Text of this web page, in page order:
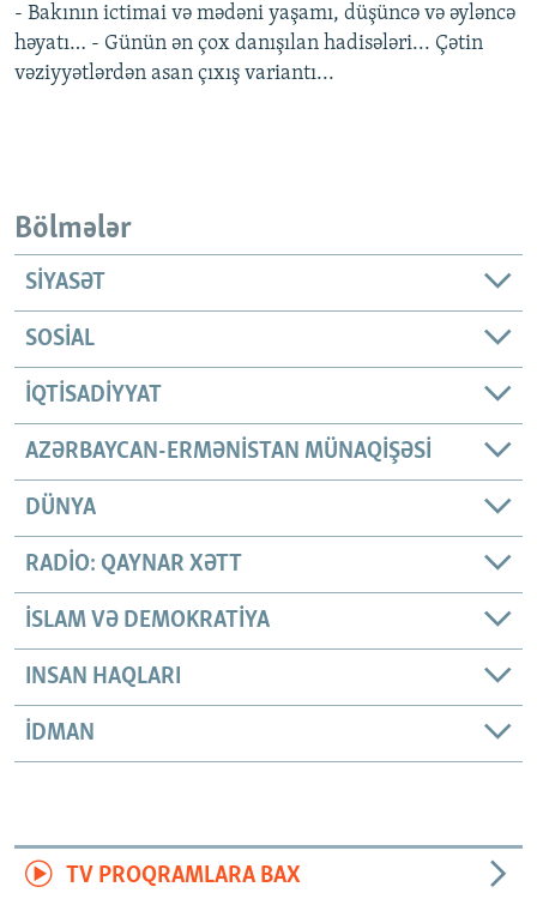
BIZIMLƏ ƏLAQƏ
XƏBƏR BÜLLETENLƏRIMIZ
- Bakının ictimai və mədəni yaşamı, düşüncə və əyləncə
həyatı… - Günün ən çox danışılan hadisələri... Çətin
vəziyyətlərdən asan çıxış variantı...
Bölmələr
SIYASƏT
SOSIAL
İQTISADIYYAT
AZƏRBAYCAN-ERMƏNISTAN MÜNAQIŞƏSI
DÜNYA
RADIO: QAYNAR XƏTT
İSLAM VƏ DEMOKRATIYA
INSAN HAQLARI
İDMAN
TV PROQRAMLARA BAX